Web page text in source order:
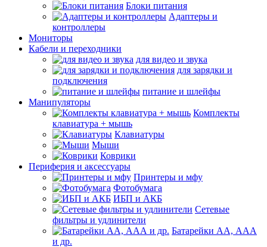
Блоки питания
Адаптеры и
контроллеры
Мониторы
Кабели и переходники
для видео и звука
для зарядки и
подключения
питание и шлейфы
Манипуляторы
Комплекты
клавиатура + мышь
Клавиатуры
Мыши
Коврики
Периферия и аксессуары
Принтеры и мфу
Фотобумага
ИБП и АКБ
Сетевые
фильтры и удлинители
Батарейки АА, ААА
и др.